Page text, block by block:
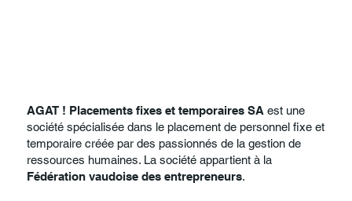
AGAT ! Placements fixes et temporaires SA est une
société spécialisée dans le placement de personnel fixe et
temporaire créée par des passionnés de la gestion de
ressources humaines. La société appartient à la
Fédération vaudoise des entrepreneurs.